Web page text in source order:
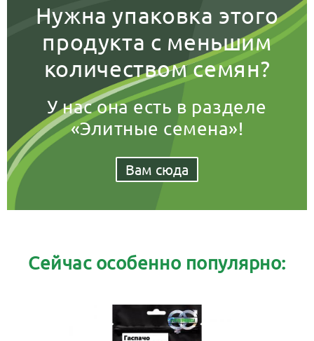
Нужна упаковка этого
продукта с меньшим
количеством семян?
У нас она есть в разделе
«Элитные семена»!
Вам сюда
Сейчас особенно популярно: